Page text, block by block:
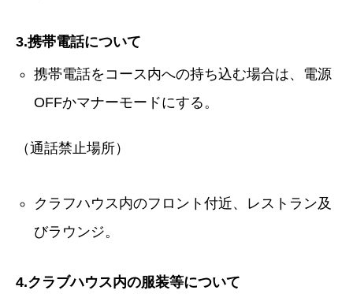
3.携帯電話について
携帯電話をコース内への持ち込む場合は、電源
OFFかマナーモードにする。
（通話禁止場所）
クラフハウス内のフロント付近、レストラン及
びラウンジ。
4.クラブハウス内の服装等について